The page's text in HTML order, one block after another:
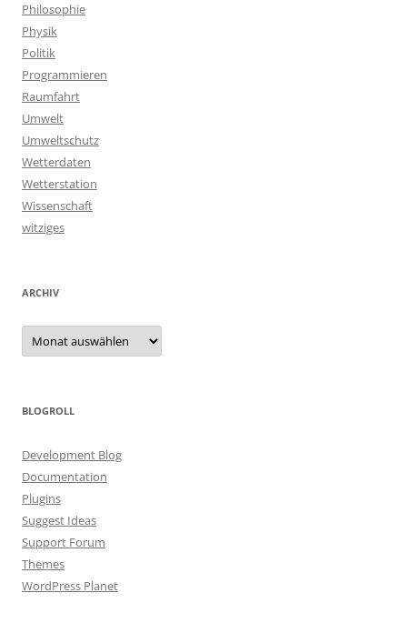
Philosophie
Physik
Politik
Programmieren
Raumfahrt
Umwelt
Umweltschutz
Wetterdaten
Wetterstation
Wissenschaft
witziges
ARCHIV
Archiv
BLOGROLL
Development Blog
Documentation
Plugins
Suggest Ideas
Support Forum
Themes
WordPress Planet